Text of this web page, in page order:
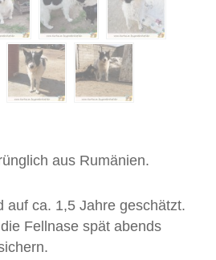
aus Rumänien.
auf ca. 1,5 Jahre geschätzt.
Fellnase spät abends